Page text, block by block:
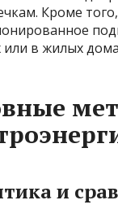
Кроме
или в жилых
и